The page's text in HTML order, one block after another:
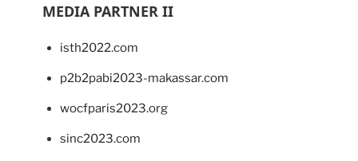
MEDIA PARTNER II
isth2022.com
p2b2pabi2023-makassar.com
wocfparis2023.org
sinc2023.com